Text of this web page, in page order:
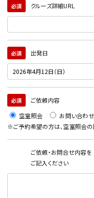
必須 クルーズ詳細URL
必須 出発日
必須
ご依頼内容
空室照会
お問い合わせ
※ご予約希望の方は、空室照会
ご依頼・お問合せ内容を
ご記入ください